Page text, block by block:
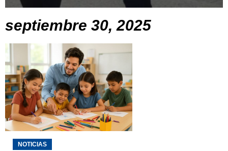
septiembre 30, 2025
NOTICIAS